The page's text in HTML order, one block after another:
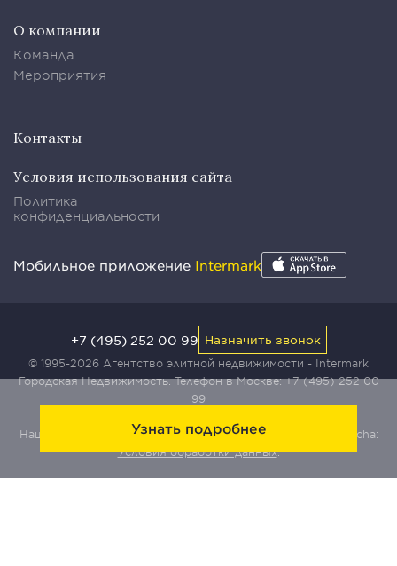
Узнать подробнее
О компании
Команда
Мероприятия
Контакты
Условия использования сайта
Политика
конфиденциальности
Мобильное приложение Intermark
© 1995-2026 Агентство элитной недвижимости - Intermark
Городская Недвижимость. Телефон в Москве:+7 (495) 252 00
99
Наш сайт защищен с помощью сервиса Yandex SmartCaptcha:
Условия обработки данных.
+7 (495) 252 00 99 Назначить звонок